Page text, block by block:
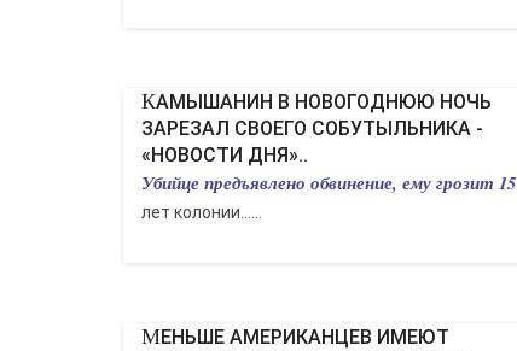
КАМЫШАНИН В НОВОГОДНЮЮ НОЧЬ
ЗАРЕЗАЛ СВОЕГО СОБУТЫЛЬНИКА -
«НОВОСТИ ДНЯ»..
Убийце предъявлено обвинение, ему грозит 15
лет колонии......
МЕНЬШЕ АМЕРИКАНЦЕВ ИМЕЮТ